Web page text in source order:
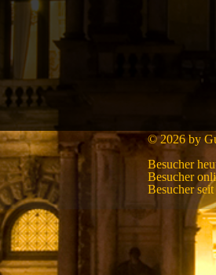
© 2026 by
Besucher
Besucher
Besucher